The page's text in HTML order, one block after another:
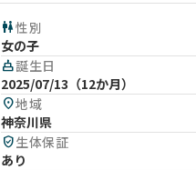
wc性別
女の子
cake誕生日
2025/07/13（12か月）
location_on地域
神奈川県
verified_user生体保証
あり